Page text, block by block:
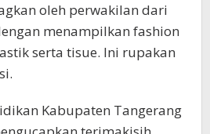
oleh perwakilan dari
menampilkan fashion
serta tisue. Ini rupakan
Kabupaten Tangerang